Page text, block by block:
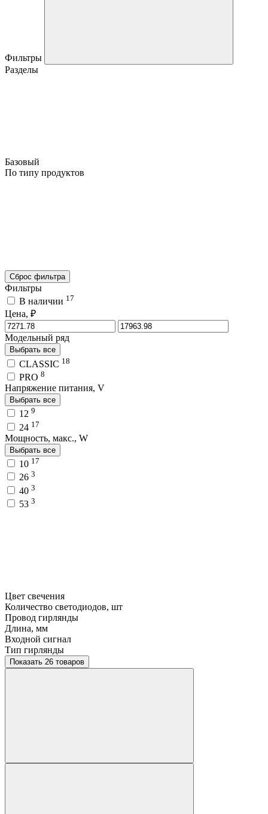
Фильтры
Разделы
Базовый
По типу продуктов
Сброс фильтра
Фильтры
В наличии 17
Цена, ₽
Модельный ряд
Выбрать все
CLASSIC 18
PRO 8
Напряжение питания, V
Выбрать все
12 9
24 17
Мощность, макс., W
Выбрать все
10 17
26 3
40 3
53 3
Цвет свечения
Количество светодиодов, шт
Провод гирлянды
Длина, мм
Входной сигнал
Тип гирлянды
Показать 26 товаров